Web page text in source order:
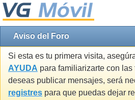
Aviso del Foro
Si esta es tu primera visita,
AYUDA para familiarizarte con
deseas publicar mensajes, será
registres para que puedas dejar